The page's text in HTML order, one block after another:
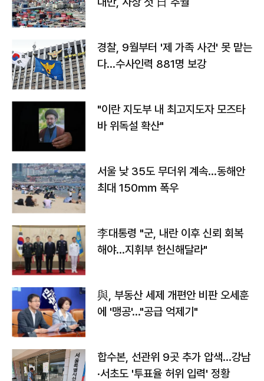
경찰, 9월부터 '제 가족 사건' 못 맡는
다…수사인력 881명 보강
"이란 지도부 내 최고지도자 모즈타
바 위독설 확산"
서울 낮 35도 무더위 계속…동해안
최대 150㎜ 폭우
李대통령 "군, 내란 이후 신뢰 회복
해야…지휘부 헌신해달라"
與, 부동산 세제 개편안 비판 오세훈
에 '맹공'…"공급 억제기"
합수본, 선관위 9곳 추가 압색…강남
·서초도 '투표율 허위 입력' 정황